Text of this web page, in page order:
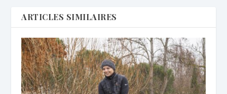
ARTICLES SIMILAIRES